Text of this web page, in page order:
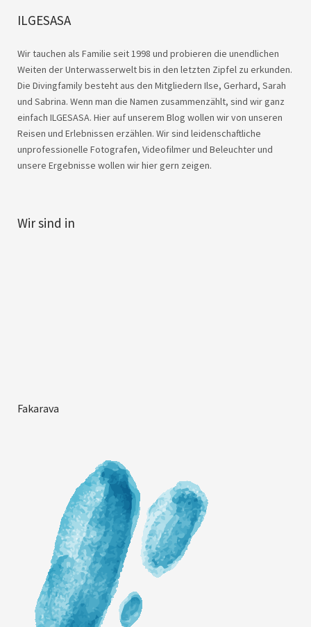
ILGESASA
Wir tauchen als Familie seit 1998 und probieren die unendlichen
Weiten der Unterwasserwelt bis in den letzten Zipfel zu erkunden.
Die Divingfamily besteht aus den Mitgliedern Ilse, Gerhard, Sarah
und Sabrina. Wenn man die Namen zusammenzählt, sind wir ganz
einfach ILGESASA. Hier auf unserem Blog wollen wir von unseren
Reisen und Erlebnissen erzählen. Wir sind leidenschaftliche
unprofessionelle Fotografen, Videofilmer und Beleuchter und
unsere Ergebnisse wollen wir hier gern zeigen.
Wir sind in
Fakarava